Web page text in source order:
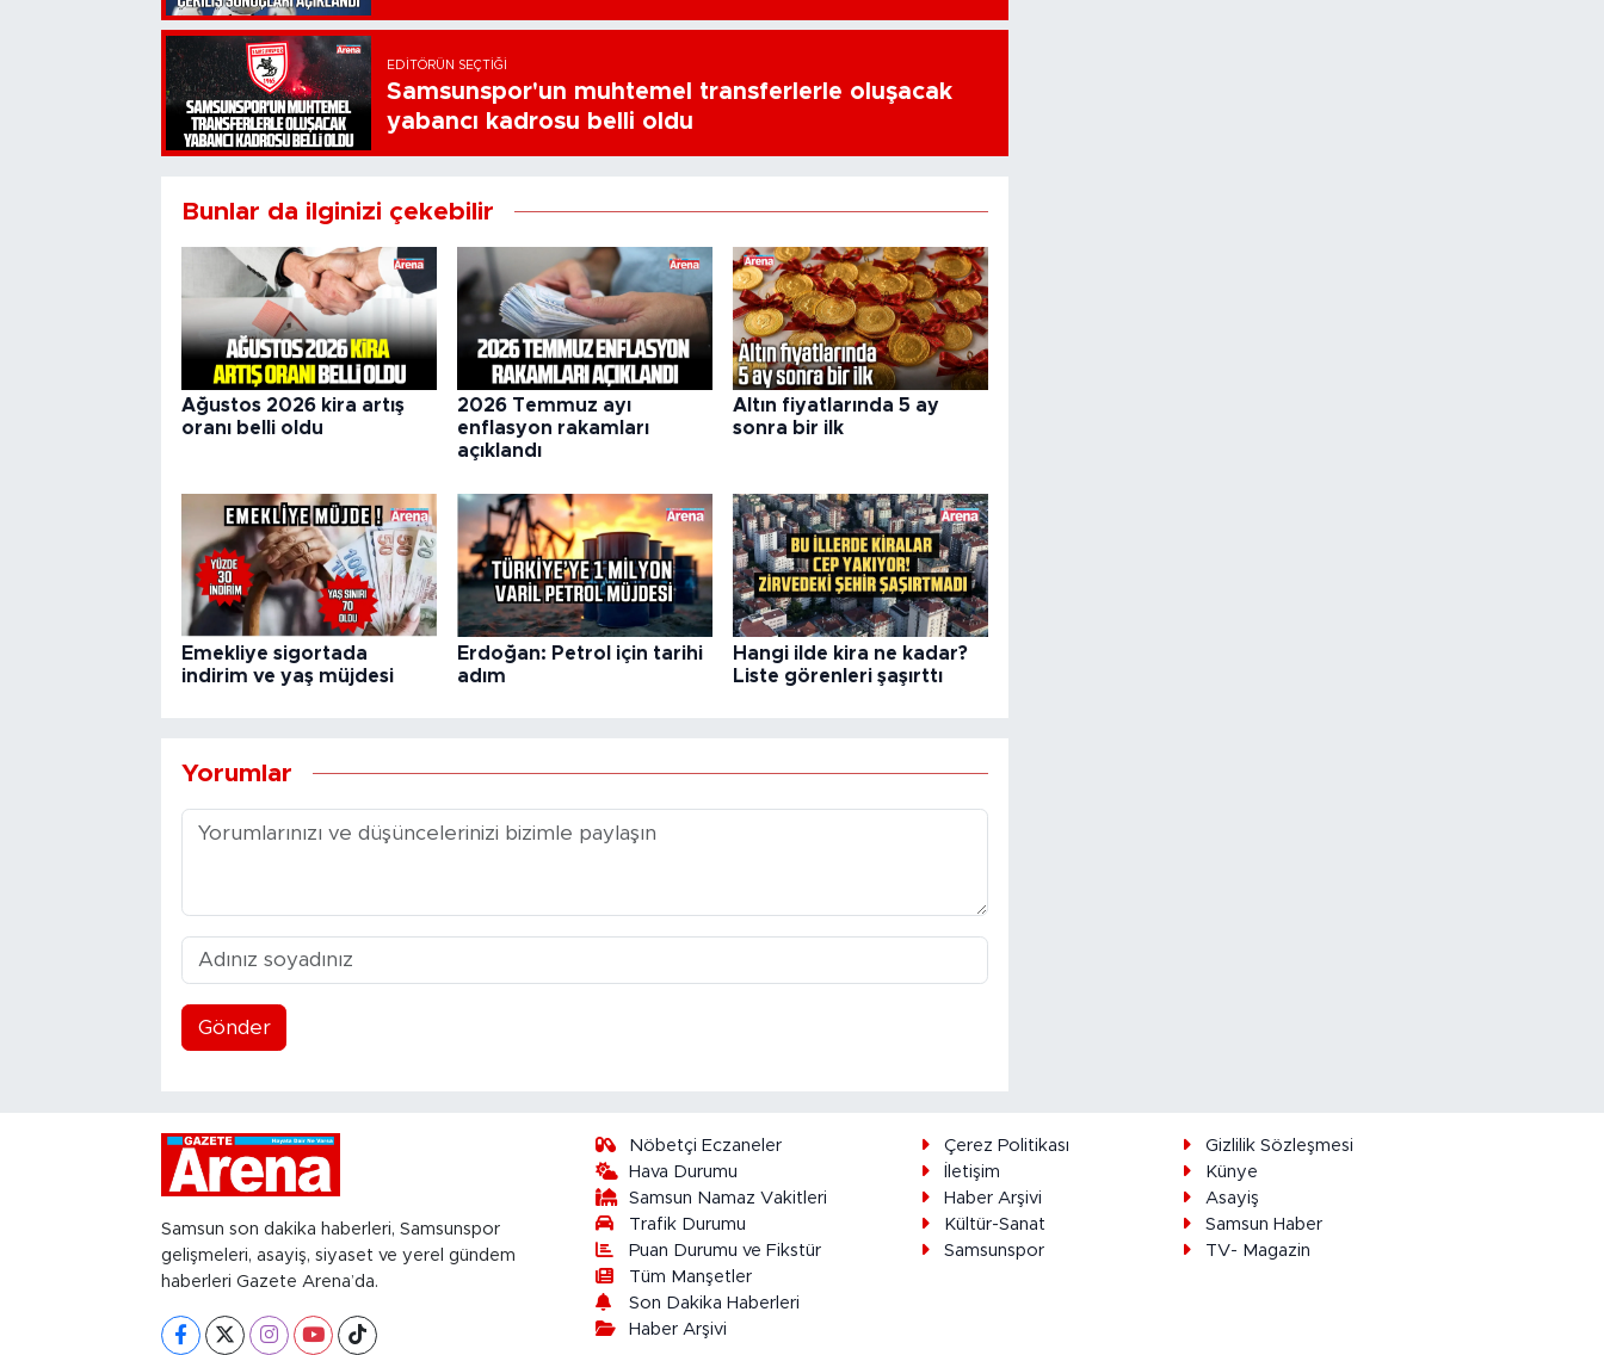
EDITÖRÜN SEÇTIĞI
Samsunspor'un muhtemel transferlerle oluşacak
yabancı kadrosu belli oldu
Bunlar da ilginizi çekebilir
Ağustos 2026 kira artış
oranı belli oldu
2026 Temmuz ayı
enflasyon rakamları
açıklandı
Altın fiyatlarında 5 ay
sonra bir ilk
Emekliye sigortada
indirim ve yaş müjdesi
Erdoğan: Petrol için tarihi
adım
Hangi ilde kira ne kadar?
Liste görenleri şaşırttı
Yorumlar
Gönder
Samsun son dakika haberleri, Samsunspor
gelişmeleri, asayiş, siyaset ve yerel gündem
haberleri Gazete Arena’da.
Nöbetçi Eczaneler
Hava Durumu
Samsun Namaz Vakitleri
Trafik Durumu
Puan Durumu ve Fikstür
Tüm Manşetler
Son Dakika Haberleri
Haber Arşivi
Çerez Politikası
Gizlilik Sözleşmesi
İletişim
Künye
Haber Arşivi
Asayiş
Kültür-Sanat
Samsun Haber
Samsunspor
TV- Magazin